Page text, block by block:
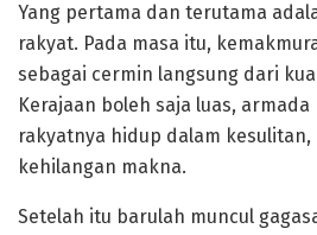
Yang pertama dan terutama
rakyat. Pada masa itu,
sebagai cermin langsung dari
Kerajaan boleh saja luas,
rakyatnya hidup dalam
kehilangan makna.
Setelah itu barulah muncul